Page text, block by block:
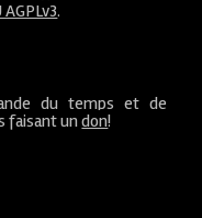
AGPLv3.
du temps et de
faisant undon!